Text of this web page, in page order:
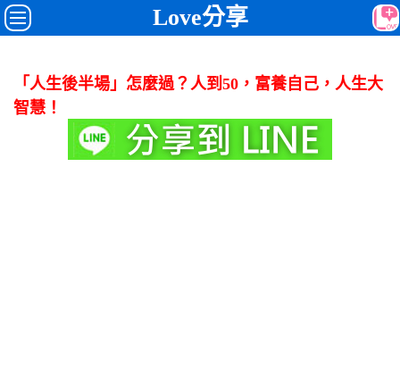
Love分享
「人生後半場」怎麼過？人到50，富養自己，人生大
智慧！